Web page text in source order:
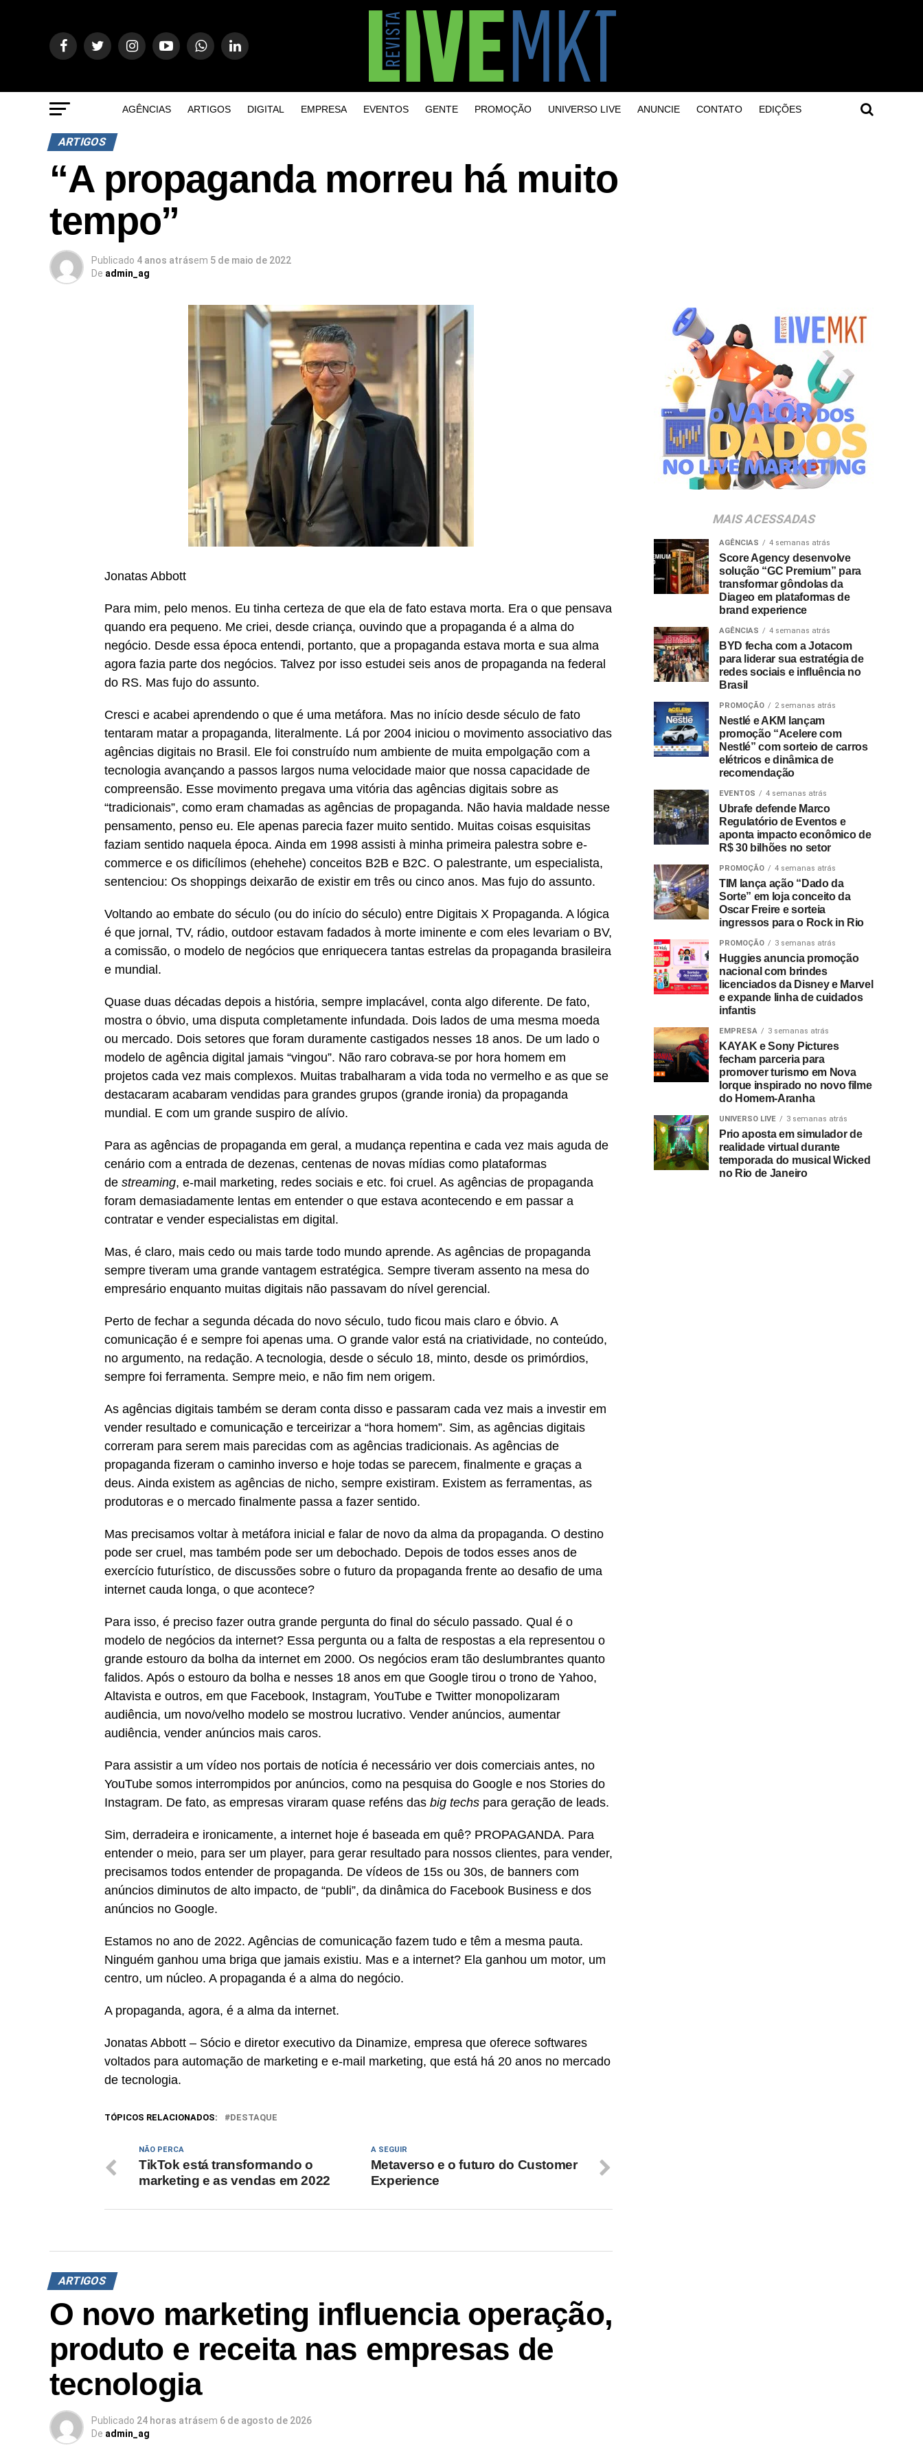
AGÊNCIAS ARTIGOS DIGITAL EMPRESA EVENTOS GENTE PROMOÇÃO UNIVERSO LIVE ANUNCIE CONTATO EDIÇÕES
ARTIGOS
“A propaganda morreu há muito
tempo”
Publicado 4 anos atrásem 5 de maio de 2022
De admin_ag
Jonatas Abbott
Para mim, pelo menos. Eu tinha certeza de que ela de fato estava morta. Era o que pensava
quando era pequeno. Me criei, desde criança, ouvindo que a propaganda é a alma do
negócio. Desde essa época entendi, portanto, que a propaganda estava morta e sua alma
agora fazia parte dos negócios. Talvez por isso estudei seis anos de propaganda na federal
do RS. Mas fujo do assunto.
Cresci e acabei aprendendo o que é uma metáfora. Mas no início desde século de fato
tentaram matar a propaganda, literalmente. Lá por 2004 iniciou o movimento associativo das
agências digitais no Brasil. Ele foi construído num ambiente de muita empolgação com a
tecnologia avançando a passos largos numa velocidade maior que nossa capacidade de
compreensão. Esse movimento pregava uma vitória das agências digitais sobre as
“tradicionais”, como eram chamadas as agências de propaganda. Não havia maldade nesse
pensamento, penso eu. Ele apenas parecia fazer muito sentido. Muitas coisas esquisitas
faziam sentido naquela época. Ainda em 1998 assisti à minha primeira palestra sobre e-
commerce e os dificílimos (ehehehe) conceitos B2B e B2C. O palestrante, um especialista,
sentenciou: Os shoppings deixarão de existir em três ou cinco anos. Mas fujo do assunto.
Voltando ao embate do século (ou do início do século) entre Digitais X Propaganda. A lógica
é que jornal, TV, rádio, outdoor estavam fadados à morte iminente e com eles levariam o BV,
a comissão, o modelo de negócios que enriquecera tantas estrelas da propaganda brasileira
e mundial.
Quase duas décadas depois a história, sempre implacável, conta algo diferente. De fato,
mostra o óbvio, uma disputa completamente infundada. Dois lados de uma mesma moeda
ou mercado. Dois setores que foram duramente castigados nesses 18 anos. De um lado o
modelo de agência digital jamais “vingou”. Não raro cobrava-se por hora homem em
projetos cada vez mais complexos. Muitas trabalharam a vida toda no vermelho e as que se
destacaram acabaram vendidas para grandes grupos (grande ironia) da propaganda
mundial. E com um grande suspiro de alívio.
Para as agências de propaganda em geral, a mudança repentina e cada vez mais aguda de
cenário com a entrada de dezenas, centenas de novas mídias como plataformas
de streaming, e-mail marketing, redes sociais e etc. foi cruel. As agências de propaganda
foram demasiadamente lentas em entender o que estava acontecendo e em passar a
contratar e vender especialistas em digital.
Mas, é claro, mais cedo ou mais tarde todo mundo aprende. As agências de propaganda
sempre tiveram uma grande vantagem estratégica. Sempre tiveram assento na mesa do
empresário enquanto muitas digitais não passavam do nível gerencial.
Perto de fechar a segunda década do novo século, tudo ficou mais claro e óbvio. A
comunicação é e sempre foi apenas uma. O grande valor está na criatividade, no conteúdo,
no argumento, na redação. A tecnologia, desde o século 18, minto, desde os primórdios,
sempre foi ferramenta. Sempre meio, e não fim nem origem.
As agências digitais também se deram conta disso e passaram cada vez mais a investir em
vender resultado e comunicação e terceirizar a “hora homem”. Sim, as agências digitais
correram para serem mais parecidas com as agências tradicionais. As agências de
propaganda fizeram o caminho inverso e hoje todas se parecem, finalmente e graças a
deus. Ainda existem as agências de nicho, sempre existiram. Existem as ferramentas, as
produtoras e o mercado finalmente passa a fazer sentido.
Mas precisamos voltar à metáfora inicial e falar de novo da alma da propaganda. O destino
pode ser cruel, mas também pode ser um debochado. Depois de todos esses anos de
exercício futurístico, de discussões sobre o futuro da propaganda frente ao desafio de uma
internet cauda longa, o que acontece?
Para isso, é preciso fazer outra grande pergunta do final do século passado. Qual é o
modelo de negócios da internet? Essa pergunta ou a falta de respostas a ela representou o
grande estouro da bolha da internet em 2000. Os negócios eram tão deslumbrantes quanto
falidos. Após o estouro da bolha e nesses 18 anos em que Google tirou o trono de Yahoo,
Altavista e outros, em que Facebook, Instagram, YouTube e Twitter monopolizaram
audiência, um novo/velho modelo se mostrou lucrativo. Vender anúncios, aumentar
audiência, vender anúncios mais caros.
Para assistir a um vídeo nos portais de notícia é necessário ver dois comerciais antes, no
YouTube somos interrompidos por anúncios, como na pesquisa do Google e nos Stories do
Instagram. De fato, as empresas viraram quase reféns das big techs para geração de leads.
Sim, derradeira e ironicamente, a internet hoje é baseada em quê? PROPAGANDA. Para
entender o meio, para ser um player, para gerar resultado para nossos clientes, para vender,
precisamos todos entender de propaganda. De vídeos de 15s ou 30s, de banners com
anúncios diminutos de alto impacto, de “publi”, da dinâmica do Facebook Business e dos
anúncios no Google.
Estamos no ano de 2022. Agências de comunicação fazem tudo e têm a mesma pauta.
Ninguém ganhou uma briga que jamais existiu. Mas e a internet? Ela ganhou um motor, um
centro, um núcleo. A propaganda é a alma do negócio.
A propaganda, agora, é a alma da internet.
Jonatas Abbott – Sócio e diretor executivo da Dinamize, empresa que oferece softwares
voltados para automação de marketing e e-mail marketing, que está há 20 anos no mercado
de tecnologia.
TÓPICOS RELACIONADOS: DESTAQUE
A SEGUIR
Metaverso e o futuro do Customer
Experience
NÃO PERCA
TikTok está transformando o
marketing e as vendas em 2022
ARTIGOS
O novo marketing influencia operação,
produto e receita nas empresas de
tecnologia
Publicado 24 horas atrásem 6 de agosto de 2026
De admin_ag
MAIS ACESSADAS
AGÊNCIAS 4 semanas atrás
Score Agency desenvolve
solução “GC Premium” para
transformar gôndolas da
Diageo em plataformas de
brand experience
AGÊNCIAS 4 semanas atrás
BYD fecha com a Jotacom
para liderar sua estratégia de
redes sociais e influência no
Brasil
PROMOÇÃO 2 semanas atrás
Nestlé e AKM lançam
promoção “Acelere com
Nestlé” com sorteio de carros
elétricos e dinâmica de
recomendação
EVENTOS 4 semanas atrás
Ubrafe defende Marco
Regulatório de Eventos e
aponta impacto econômico de
R$ 30 bilhões no setor
PROMOÇÃO 4 semanas atrás
TIM lança ação “Dado da
Sorte” em loja conceito da
Oscar Freire e sorteia
ingressos para o Rock in Rio
PROMOÇÃO 3 semanas atrás
Huggies anuncia promoção
nacional com brindes
licenciados da Disney e Marvel
e expande linha de cuidados
infantis
EMPRESA 3 semanas atrás
KAYAK e Sony Pictures
fecham parceria para
promover turismo em Nova
Iorque inspirado no novo filme
do Homem-Aranha
UNIVERSO LIVE 3 semanas atrás
Prio aposta em simulador de
realidade virtual durante
temporada do musical Wicked
no Rio de Janeiro